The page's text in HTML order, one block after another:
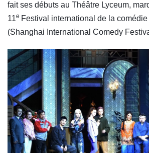
fait ses débuts au Théâtre Lyceum,
11e Festival international de la
(Shanghai International Comedy